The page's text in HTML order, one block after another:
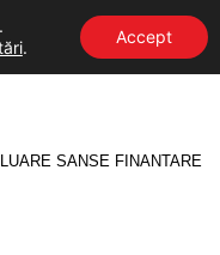
SANSE FINANTARE
.
Accept